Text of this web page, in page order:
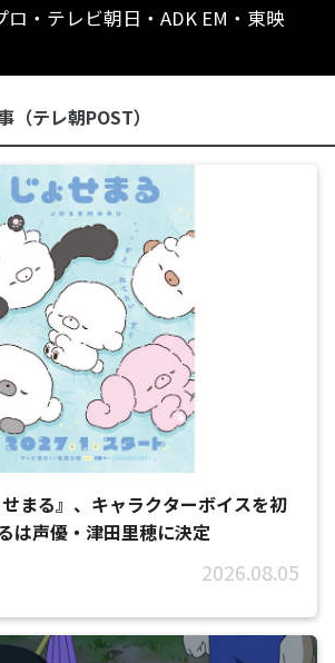
・テレビ朝日・ADK EM・東映
（テレ朝POST）
まる』、キャラクターボイスを初
は声優・津田里穂に決定
2026.08.05